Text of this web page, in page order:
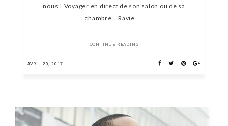
nous ! Voyager en direct de son salon ou de sa
chambre… Ravie ...
CONTINUE READING
AVRIL 20, 2017